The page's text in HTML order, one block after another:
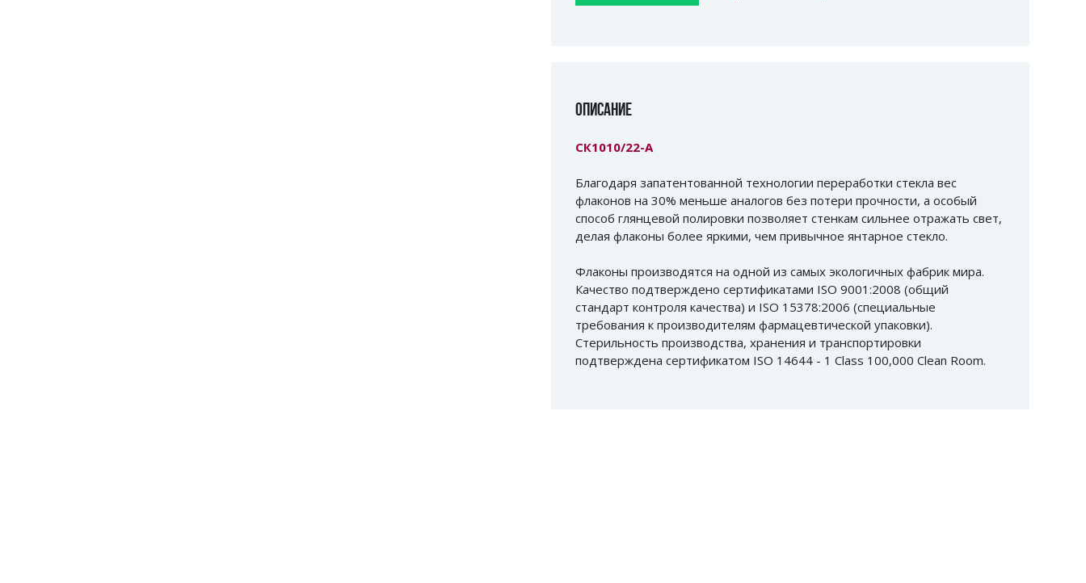
ОПИСАНИЕ
СК1010/22-А
Благодаря запатентованной технологии переработки стекла вес
флаконов на 30% меньше аналогов без потери прочности, а особый
способ глянцевой полировки позволяет стенкам сильнее отражать свет,
делая флаконы более яркими, чем привычное янтарное стекло.
Флаконы производятся на одной из самых экологичных фабрик мира.
Качество подтверждено сертификатами ISO 9001:2008 (общий
стандарт контроля качества) и ISO 15378:2006 (специальные
требования к производителям фармацевтической упаковки).
Стерильность производства, хранения и транспортировки
подтверждена сертификатом ISO 14644 - 1 Class 100,000 Clean Room.